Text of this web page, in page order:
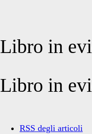
Libro in
Libro in
RSS degli articoli